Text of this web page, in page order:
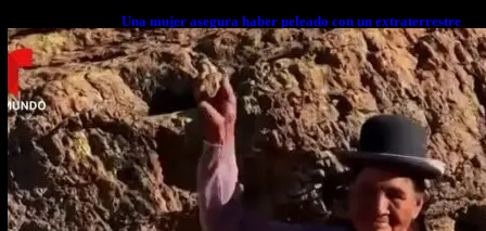
Una mujer asegura haber peleado con un extraterrestre
cuerpo a cuerpo